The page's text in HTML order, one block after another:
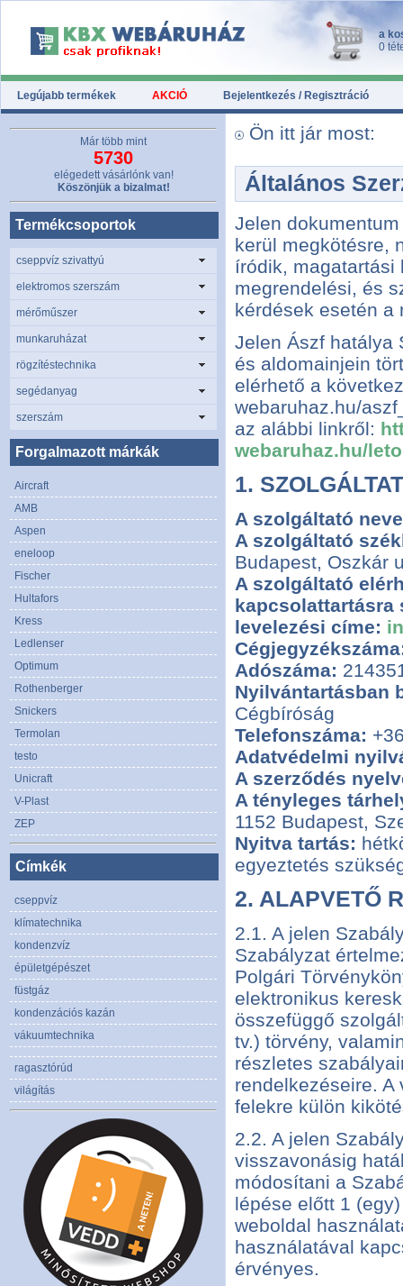
a
0
Legújabb termékek AKCIÓ Bejelentkezés / Regisztráció
Ön itt jár most:
Általános
Jelen
kerül megkötésre,
íródik, magatartási
megrendelési, és
kérdések esetén a
Jelen Ászf hatálya
és aldomainjein
elérhető a
webaruhaz.hu/
az alábbi linkről:
webaruhaz.hu/
1.
A szolgáltató
A szolgáltató
Budapest, Oszkár
A szolgáltató
kapcsolattartásra
levelezési címe:
Adószáma:
Nyilvántartásban
Cégbíróság
Telefonszáma:
Adatvédelmi
A szerződés
A tényleges
1152 Budapest,
Nyitva tartás:
egyeztetés
2. ALAPVETŐ
2.1. A jelen
Szabályzat
Polgári
elektronikus
összefüggő
tv.) törvény,
részletes
rendelkezéseire.
felekre külön
2.2. A jelen
visszavonásig
módosítani a
lépése előtt 1
weboldal
használatával
érvényes.
Már több mint
5730
elégedett vásárlónk van!
Köszönjük a bizalmat!
Termékcsoportok
cseppvíz szivattyú
elektromos szerszám
mérőműszer
munkaruházat
rögzítéstechnika
segédanyag
szerszám
Forgalmazott márkák
Aircraft
AMB
Aspen
eneloop
Fischer
Hultafors
Kress
Ledlenser
Optimum
Rothenberger
Snickers
Termolan
testo
Unicraft
V-Plast
ZEP
Címkék
cseppvíz
klímatechnika
kondenzvíz
épületgépészet
füstgáz
kondenzációs kazán
vákuumtechnika
ragasztórúd
világítás